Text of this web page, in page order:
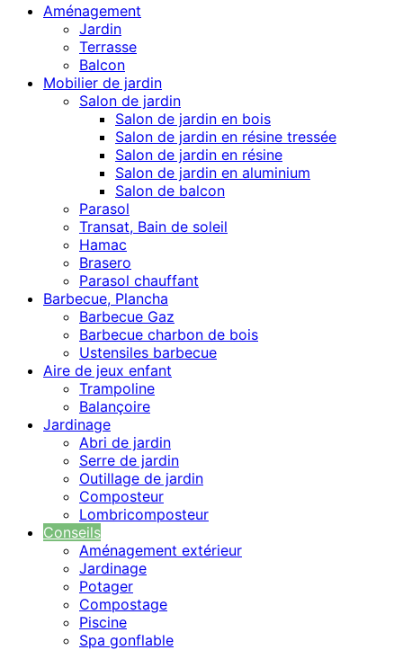
Aménagement
Jardin
Terrasse
Balcon
Mobilier de jardin
Salon de jardin
Salon de jardin en bois
Salon de jardin en résine tressée
Salon de jardin en résine
Salon de jardin en aluminium
Salon de balcon
Parasol
Transat, Bain de soleil
Hamac
Brasero
Parasol chauffant
Barbecue, Plancha
Barbecue Gaz
Barbecue charbon de bois
Ustensiles barbecue
Aire de jeux enfant
Trampoline
Balançoire
Jardinage
Abri de jardin
Serre de jardin
Outillage de jardin
Composteur
Lombricomposteur
Conseils
Aménagement extérieur
Jardinage
Potager
Compostage
Piscine
Spa gonflable